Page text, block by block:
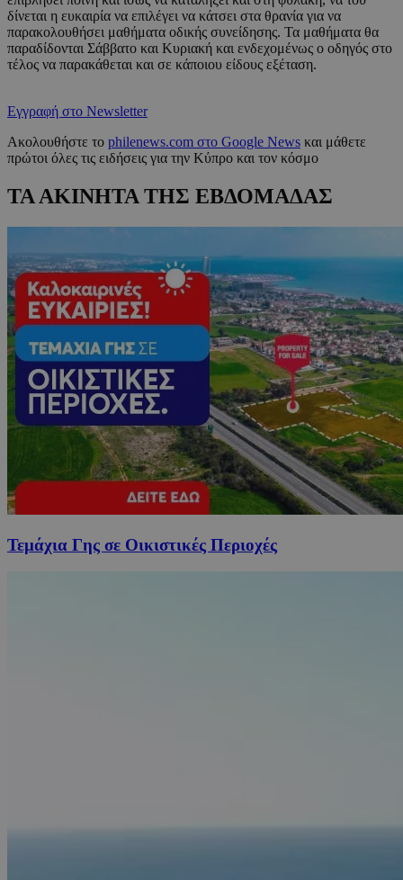
δίνεται η ευκαιρία να επιλέγει να κάτσει στα θρανία για να
παρακολουθήσει μαθήματα οδικής συνείδησης. Τα μαθήματα θα
παραδίδονται Σάββατο και Κυριακή και ενδεχομένως ο οδηγός στο
τέλος να παρακάθεται και σε κάποιου είδους εξέταση.
Εγγραφή στο Newsletter
Ακολουθήστε το philenews.com στο Google News και μάθετε
πρώτοι όλες τις ειδήσεις για την Κύπρο και τον κόσμο
ΤΑ ΑΚΙΝΗΤΑ ΤΗΣ ΕΒΔΟΜΑΔΑΣ
Τεμάχια Γης σε Οικιστικές Περιοχές